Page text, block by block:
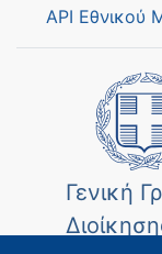
API Εθνικού
Γενική